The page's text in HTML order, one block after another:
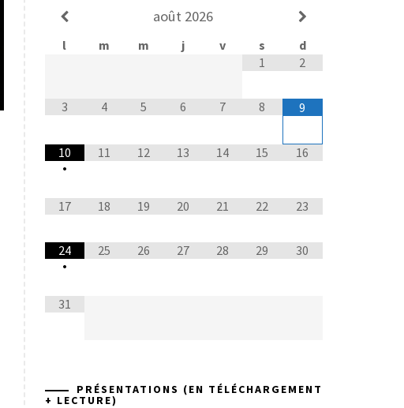
août 2026
l m m j v s
d
1
2
3 4 5 6 7 8 9
10
•
11 12 13 14 15 16
17 18 19 20 21 22 23
24
•
25 26 27 28 29 30
31
PRÉSENTATIONS (EN TÉLÉCHARGEMENT
+ LECTURE)